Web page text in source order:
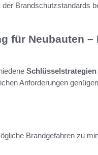
der Brandschutzstandards
für Neubauten –
Schlüsselstrategien
Anforderungen
Brandgefahren zu